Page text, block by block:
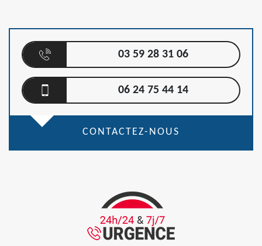
03 59 28 31 06
06 24 75 44 14
CONTACTEZ-NOUS